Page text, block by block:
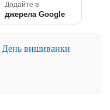
Додайте в
джерела Google
День вишиванки